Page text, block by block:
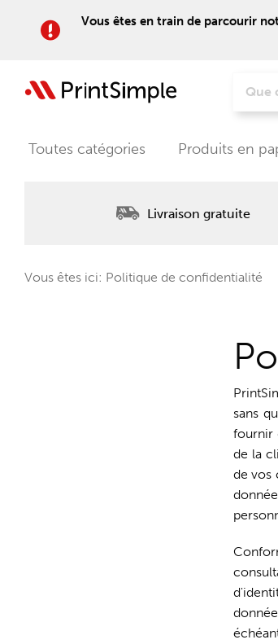
Vous êtes en train de parcourir
Toutes catégories Produits en
Livraison gratuite
Vous êtes ici: Politique de confidentialité
sans
fournir
de la
de vos